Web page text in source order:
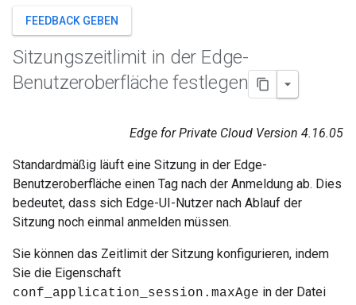
FEEDBACK GEBEN
Sitzungszeitlimit in der Edge-
Benutzeroberfläche festlegen
Edge for Private Cloud Version 4.16.05
Standardmäßig läuft eine Sitzung in der Edge-
Benutzeroberfläche einen Tag nach der Anmeldung ab. Dies
bedeutet, dass sich Edge-UI-Nutzer nach Ablauf der
Sitzung noch einmal anmelden müssen.
Sie können das Zeitlimit der Sitzung konfigurieren, indem
Sie die Eigenschaft
conf_application_session.maxAge in der Datei